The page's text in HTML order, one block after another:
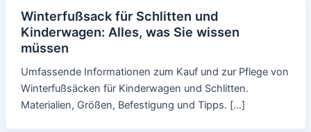
Winterfußsack für Schlitten und
Kinderwagen: Alles, was Sie wissen
müssen
Umfassende Informationen zum Kauf und zur Pflege von
Winterfußsäcken für Kinderwagen und Schlitten.
Materialien, Größen, Befestigung und Tipps. […]